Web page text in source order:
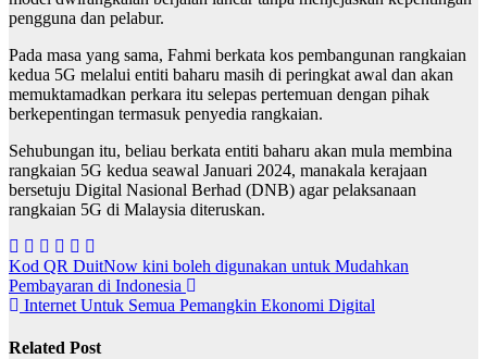
pengguna dan pelabur.
Pada masa yang sama, Fahmi berkata kos pembangunan rangkaian
kedua 5G melalui entiti baharu masih di peringkat awal dan akan
memuktamadkan perkara itu selepas pertemuan dengan pihak
berkepentingan termasuk penyedia rangkaian.
Sehubungan itu, beliau berkata entiti baharu akan mula membina
rangkaian 5G kedua seawal Januari 2024, manakala kerajaan
bersetuju Digital Nasional Berhad (DNB) agar pelaksanaan
rangkaian 5G di Malaysia diteruskan.
Post
navigation
Kod QR DuitNow kini boleh digunakan untuk Mudahkan
Pembayaran di Indonesia
Internet Untuk Semua Pemangkin Ekonomi Digital
Related Post